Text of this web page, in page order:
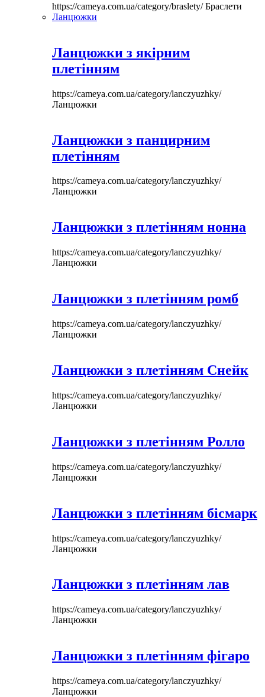
https://cameya.com.ua/category/braslety/Браслети
Ланцюжки
Ланцюжки з якірним
плетінням
https://cameya.com.ua/category/lanczyuzhky/
Ланцюжки
Ланцюжки з панцирним
плетінням
https://cameya.com.ua/category/lanczyuzhky/
Ланцюжки
Ланцюжки з плетінням нонна
https://cameya.com.ua/category/lanczyuzhky/
Ланцюжки
Ланцюжки з плетінням ромб
https://cameya.com.ua/category/lanczyuzhky/
Ланцюжки
Ланцюжки з плетінням Снейк
https://cameya.com.ua/category/lanczyuzhky/
Ланцюжки
Ланцюжки з плетінням Ролло
https://cameya.com.ua/category/lanczyuzhky/
Ланцюжки
Ланцюжки з плетінням бісмарк
https://cameya.com.ua/category/lanczyuzhky/
Ланцюжки
Ланцюжки з плетінням лав
https://cameya.com.ua/category/lanczyuzhky/
Ланцюжки
Ланцюжки з плетінням фігаро
https://cameya.com.ua/category/lanczyuzhky/
Ланцюжки